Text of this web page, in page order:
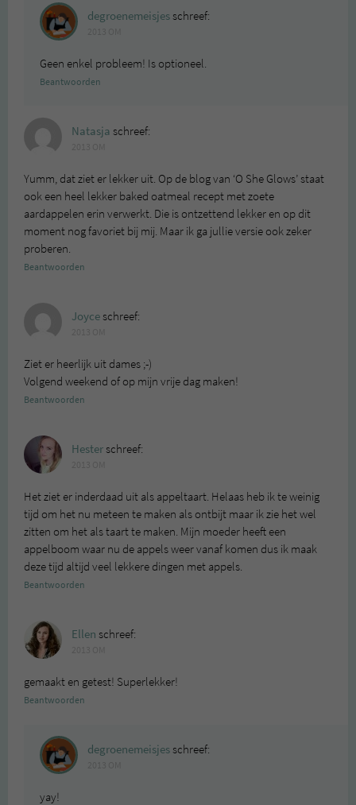
degroenemeisjesschreef:
Geen enkel probleem! Is optioneel.
Beantwoorden
Natasja schreef:
Yumm, dat ziet er lekker uit. Op de blog van ‘O She Glows’ staat
ook een heel lekker baked oatmeal recept met zoete
aardappelen erin verwerkt. Die is ontzettend lekker en op dit
moment nog favoriet bij mij. Maar ik ga jullie versie ook zeker
proberen.
Beantwoorden
Joyceschreef:
Ziet er heerlijk uit dames ;-)
Volgend weekend of op mijn vrije dag maken!
Beantwoorden
Hesterschreef:
Het ziet er inderdaad uit als appeltaart. Helaas heb ik te weinig
tijd om het nu meteen te maken als ontbijt maar ik zie het wel
zitten om het als taart te maken. Mijn moeder heeft een
appelboom waar nu de appels weer vanaf komen dus ik maak
deze tijd altijd veel lekkere dingen met appels.
Beantwoorden
Ellen schreef:
gemaakt en getest! Superlekker!
Beantwoorden
degroenemeisjesschreef:
yay!